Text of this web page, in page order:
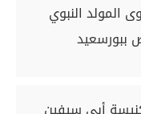
المولد النبوي
ببورسعيد